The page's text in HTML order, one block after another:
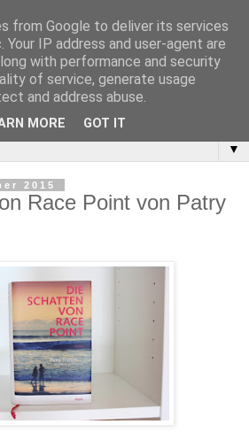
▼
2015
Race Point von Patry
from Google to deliver its services
IP address and user-agent are
with performance and security
of service, generate usage
and address abuse.
MORE GOT IT